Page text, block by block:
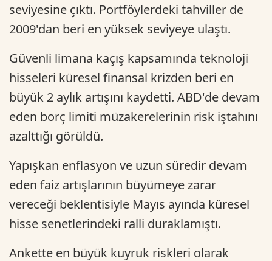
seviyesine çıktı. Portföylerdeki tahviller de
2009'dan beri en yüksek seviyeye ulaştı.
Güvenli limana kaçış kapsamında teknoloji
hisseleri küresel finansal krizden beri en
büyük 2 aylık artışını kaydetti. ABD'de devam
eden borç limiti müzakerelerinin risk iştahını
azalttığı görüldü.
Yapışkan enflasyon ve uzun süredir devam
eden faiz artışlarının büyümeye zarar
vereceği beklentisiyle Mayıs ayında küresel
hisse senetlerindeki ralli duraklamıştı.
Ankette en büyük kuyruk riskleri olarak